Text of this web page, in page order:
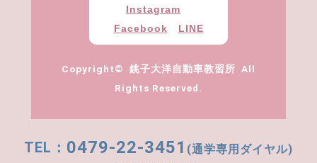
Instagram
Facebook
LINE
Copyright© 銚子大洋自動車教習所 All
Rights Reserved.
0479-22-3451 (通学専用ダイヤル)